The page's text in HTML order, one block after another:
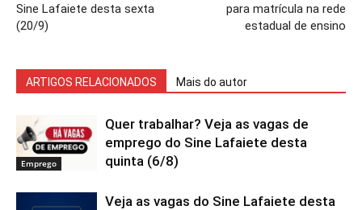
Sine Lafaiete desta sexta
(20/9)
para matrícula na rede
estadual de ensino
ARTIGOS RELACIONADOS Mais do autor
Emprego
Quer trabalhar? Veja as vagas de
emprego do Sine Lafaiete desta
quinta (6/8)
Veja as vagas do Sine Lafaiete desta